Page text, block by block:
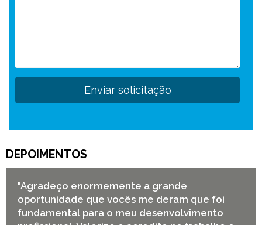
DEPOIMENTOS
"Agradeço enormemente a grande
oportunidade que vocês me deram que foi
fundamental para o meu desenvolvimento